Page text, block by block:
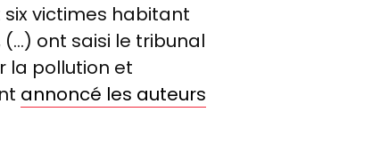
six victimes habitant
ont saisi le tribunal
la pollution et
annoncé les auteurs